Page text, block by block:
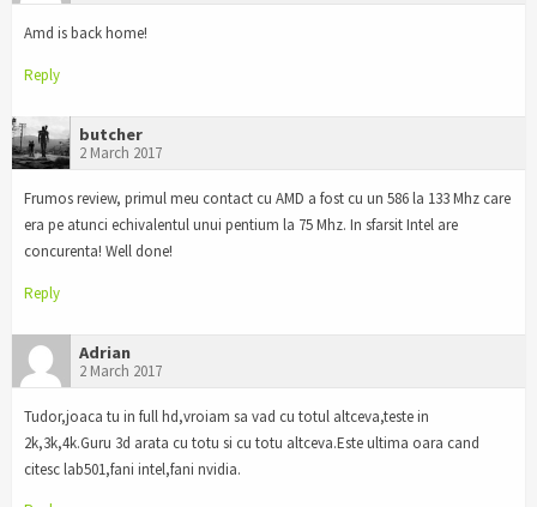
Amd is back home!
Reply
butcher
2 March 2017
Frumos review, primul meu contact cu AMD a fost cu un 586 la 133 Mhz care
era pe atunci echivalentul unui pentium la 75 Mhz. In sfarsit Intel are
concurenta! Well done!
Reply
Adrian
2 March 2017
Tudor,joaca tu in full hd,vroiam sa vad cu totul altceva,teste in
2k,3k,4k.Guru 3d arata cu totu si cu totu altceva.Este ultima oara cand
citesc lab501,fani intel,fani nvidia.